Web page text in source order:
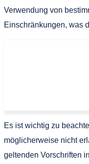
Verwendung von
Einschränkungen, was
Es ist wichtig zu
möglicherweise nicht
geltenden Vorschriften